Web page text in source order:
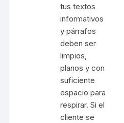
tus textos
informativos
y párrafos
deben ser
limpios,
planos y con
suficiente
espacio para
respirar. Si el
cliente se